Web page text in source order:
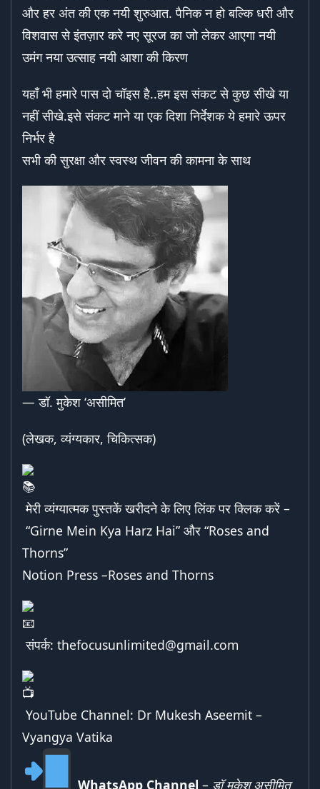
और हर अंत की एक नयी शुरुआत. पैनिक न हो बल्कि धरी और
विशवास से इंतज़ार करे नए सूरज का जो लेकर आएगा नयी
उमंग नया उत्साह नयी आशा की किरण
यहाँ भी हमारे पास दो चॉइस है..हम इस संकट से कुछ सीखे या
नहीं सीखे.इसे संकट माने या एक दिशा निर्देशक ये हमारे ऊपर
निर्भर है
सभी की सुरक्षा और स्वस्थ जीवन की कामना के साथ
— डॉ. मुकेश ‘असीमित’
(लेखक, व्यंग्यकार, चिकित्सक)
मेरी व्यंग्यात्मक पुस्तकें खरीदने के लिए लिंक पर क्लिक करें –
“Girne Mein Kya Harz Hai” और “Roses and
Thorns”
Notion Press –Roses and Thorns
संपर्क: thefocusunlimited@gmail.com
YouTube Channel: Dr Mukesh Aseemit –
Vyangya Vatika
WhatsApp Channel – डॉ मुकेश असीमित